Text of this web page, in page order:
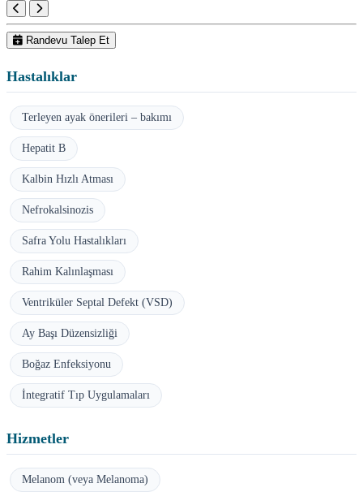
Randevu Talep Et
Hastalıklar
Terleyen ayak önerileri – bakımı
Hepatit B
Kalbin Hızlı Atması
Nefrokalsinozis
Safra Yolu Hastalıkları
Rahim Kalınlaşması
Ventriküler Septal Defekt (VSD)
Ay Başı Düzensizliği
Boğaz Enfeksiyonu
İntegratif Tıp Uygulamaları
Hizmetler
Melanom (veya Melanoma)